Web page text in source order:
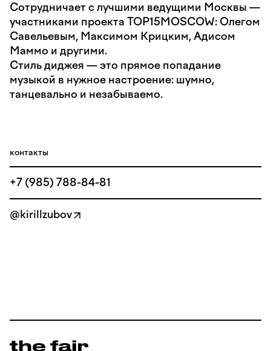
Сотрудничает с лучшими ведущими Москвы —
участниками проекта TOP15MOSCOW: Олегом
Савельевым, Максимом Крицким, Адисом
Маммо и другими.
Стиль диджея — это прямое попадание
музыкой в нужное настроение: шумно,
танцевально и незабываемо.
контакты
+7 (985) 788-84-81
@kirillzubov